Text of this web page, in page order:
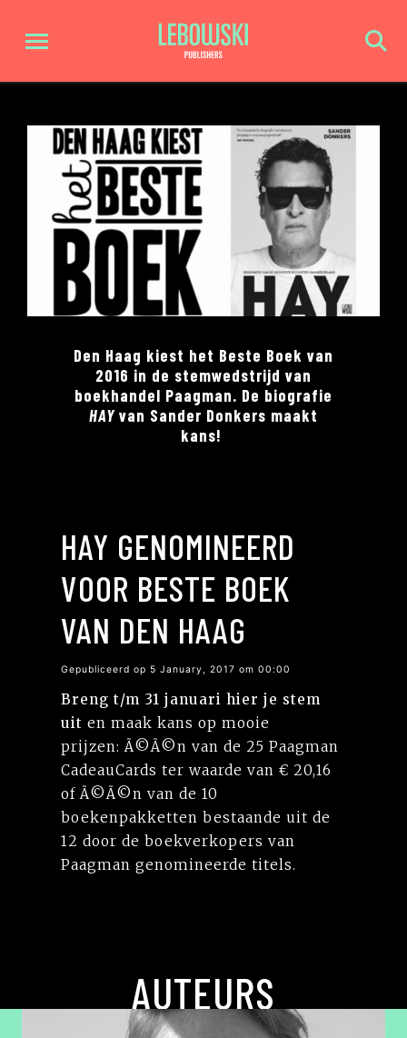
Den Haag kiest het Beste Boek van
2016 in de stemwedstrijd van
boekhandel Paagman. De biografie
HAY van Sander Donkers maakt
kans!
HAY GENOMINEERD
VOOR BESTE BOEK
VAN DEN HAAG
Gepubliceerd op 5 January, 2017 om 00:00
Breng t/m 31 januari hier je stem
uit en maak kans op mooie
prijzen: Ã©Ã©n van de 25 Paagman
CadeauCards ter waarde van € 20,16
of Ã©Ã©n van de 10
boekenpakketten bestaande uit de
12 door de boekverkopers van
Paagman genomineerde titels.
AUTEURS